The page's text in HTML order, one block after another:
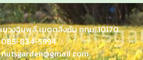
วงฉิมพลี เขตตลิ่งชัน กทม. 10170
085-834-5994